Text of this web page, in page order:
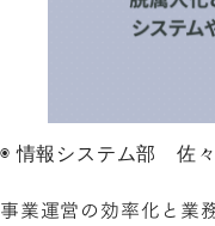
◉ 情報システム部 佐
事業運営の効率化と業